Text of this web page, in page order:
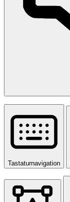
Tastaturnavigation